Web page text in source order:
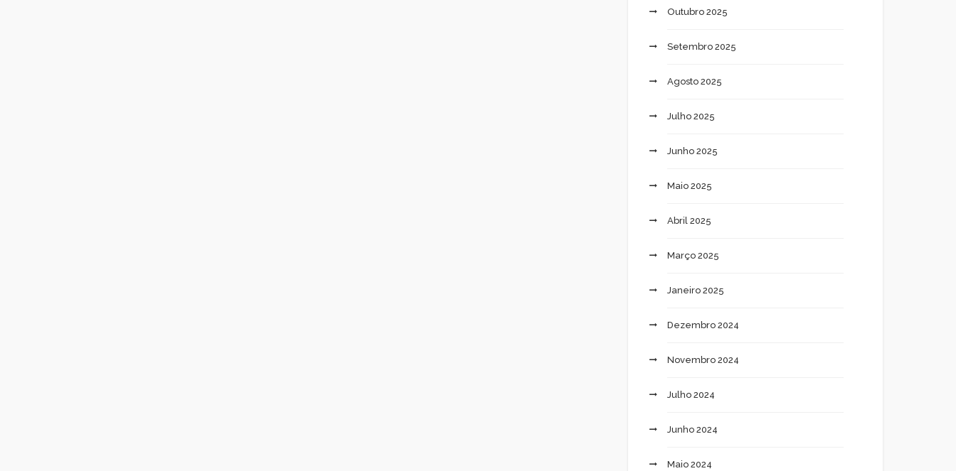
Outubro 2025
Setembro 2025
Agosto 2025
Julho 2025
Junho 2025
Maio 2025
Abril 2025
Março 2025
Janeiro 2025
Dezembro 2024
Novembro 2024
Julho 2024
Junho 2024
Maio 2024